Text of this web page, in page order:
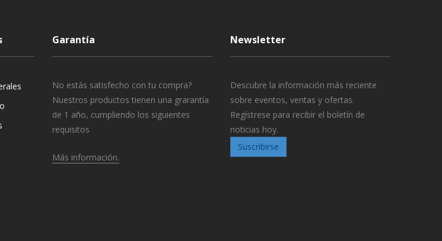
Garantía
No estás satisfecho con tu compra?
Nuestros productos tienen una grarantía
de 1 año, cumpliendo los siguientes
requisitos
Más información.
Newsletter
Descubre la información más reciente
sobre eventos, ventas y ofertas.
Regístrese para recibir el boletín de
noticias hoy.
Suscribirse